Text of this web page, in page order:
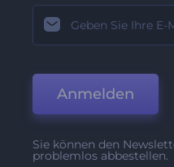
Anmelden
Sie können den
problemlos abbestellen.